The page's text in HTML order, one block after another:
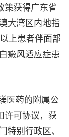
策获得广东省
大湾区内地指
上患者伴面部
癜风适应症患
医药的附属公
许可协议，获
别行政区、